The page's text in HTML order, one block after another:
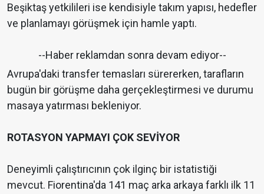
Beşiktaş yetkilileri ise kendisiyle takım yapısı, hedefler
ve planlamayı görüşmek için hamle yaptı.
--Haber reklamdan sonra devam ediyor--
Avrupa'daki transfer temasları sürererken, tarafların
bugün bir görüşme daha gerçekleştirmesi ve durumu
masaya yatırması bekleniyor.
ROTASYON YAPMAYI ÇOK SEVİYOR
Deneyimli çalıştırıcının çok ilginç bir istatistiği
mevcut. Fiorentina'da 141 maç arka arkaya farklı ilk 11